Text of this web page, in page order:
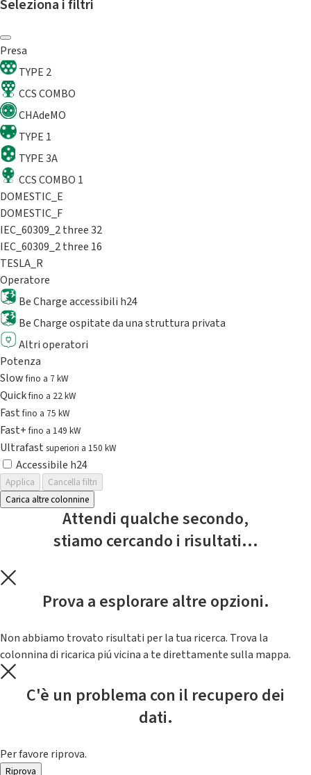
Seleziona i filtri
Presa
TYPE 2
CCS COMBO
CHAdeMO
TYPE 1
TYPE 3A
CCS COMBO 1
DOMESTIC_E
DOMESTIC_F
IEC_60309_2 three 32
IEC_60309_2 three 16
TESLA_R
Operatore
Be Charge accessibili h24
Be Charge ospitate da una struttura privata
Altri operatori
Potenza
Slowfino a 7 kW
Quickfino a 22 kW
Fastfino a 75 kW
Fast+fino a 149 kW
Ultrafast superiori a 150 kW
Accessibile h24
Applica
Cancella filtri
Carica altre colonnine
Attendi qualche secondo,
stiamo cercando i risultati...
Prova a esplorare altre opzioni.
Non abbiamo trovato risultati per la tua ricerca. Trova la
colonnina di ricarica piú vicina a te direttamente sulla mappa.
C'è un problema con il recupero dei
dati.
Per favore riprova.
Riprova